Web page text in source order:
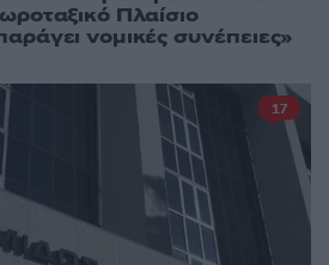
Πλαίσιο
νομικές συνέπειες»
17